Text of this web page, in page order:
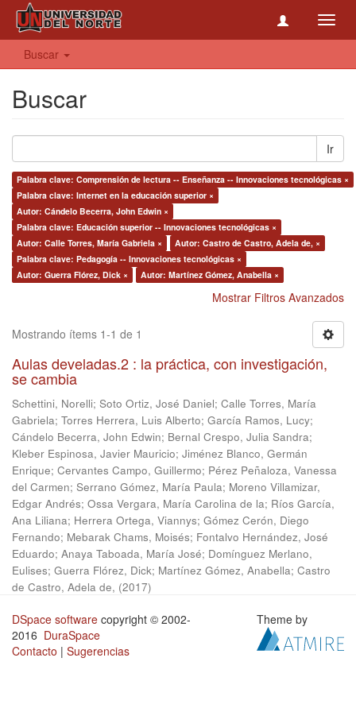
Buscar
Buscar
Ir
Palabra clave: Comprensión de lectura -- Enseñanza -- Innovaciones tecnológicas ×
Palabra clave: Internet en la educación superior ×
Autor: Cándelo Becerra, John Edwin ×
Palabra clave: Educación superior -- Innovaciones tecnológicas ×
Autor: Calle Torres, María Gabriela ×
Autor: Castro de Castro, Adela de, ×
Palabra clave: Pedagogía -- Innovaciones tecnológicas ×
Autor: Guerra Flórez, Dick ×
Autor: Martínez Gómez, Anabella ×
Mostrar Filtros Avanzados
Mostrando ítems 1-1 de 1
Aulas develadas.2 : la práctica, con investigación,
se cambia
Schettini, Norelli; Soto Ortiz, José Daniel; Calle Torres, María
Gabriela; Torres Herrera, Luis Alberto; García Ramos, Lucy;
Cándelo Becerra, John Edwin; Bernal Crespo, Julia Sandra;
Kleber Espinosa, Javier Mauricio; Jiménez Blanco, Germán
Enrique; Cervantes Campo, Guillermo; Pérez Peñaloza, Vanessa
del Carmen; Serrano Gómez, María Paula; Moreno Villamizar,
Edgar Andrés; Ossa Vergara, María Carolina de la; Ríos García,
Ana Liliana; Herrera Ortega, Viannys; Gómez Cerón, Diego
Fernando; Mebarak Chams, Moisés; Fontalvo Hernández, José
Eduardo; Anaya Taboada, María José; Domínguez Merlano,
Eulises; Guerra Flórez, Dick; Martínez Gómez, Anabella; Castro
de Castro, Adela de, (2017)
DSpace software copyright © 2002-
2016 DuraSpace
Contacto | Sugerencias
Theme by